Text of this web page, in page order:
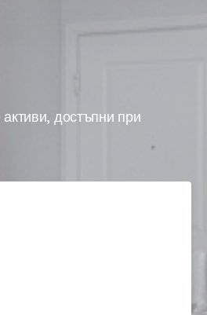
достъпни при